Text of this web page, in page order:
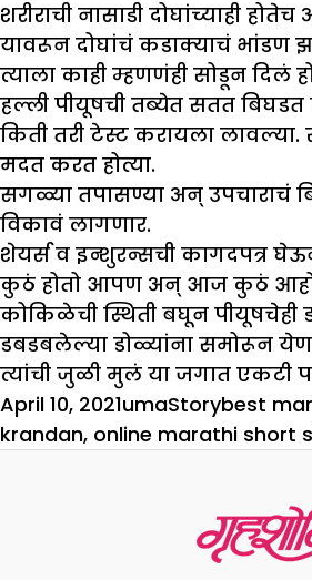
शरीराची नासाडी दोघांच्याही
यावरून दोघांचं कडाक्याचं भांडण
त्याला काही म्हणणंही सोडून दिलं
हल्ली पीयूषची तब्येत सतत बिघडत
किती तरी टेस्ट करायला लावल्या.
मदत करत होत्या.
सगळ्या तपासण्या अन् उपचाराचं
विकावं लागणार.
शेयर्स व इन्शुरन्सची कागदपत्र
कुठं होतो आपण अन् आज कुठं
कोकिळेची स्थिती बघून पीयूषचेही
डबडबलेल्या डोळ्यांना समोरून
त्यांची जुळी मुलं या जगात एकटी
Posted
on
April 10, 2021Author
umaCategories
StoryTags
best
krandan, online marathi short